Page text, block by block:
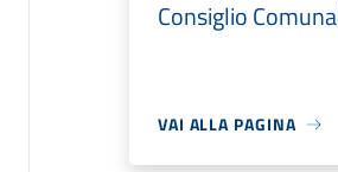
Consiglio
VAI ALLA PAGINA